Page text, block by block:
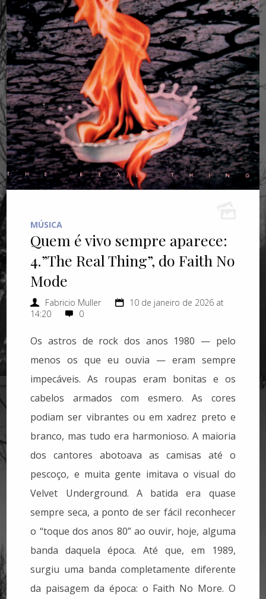
MÚSICA
Quem é vivo sempre aparece:
4.”The Real Thing”, do Faith No
Mode
Fabricio Muller
10 de janeiro de 2026 at
14:20
0
Os astros de rock dos anos 1980 — pelo
menos os que eu ouvia — eram sempre
impecáveis. As roupas eram bonitas e os
cabelos armados com esmero. As cores
podiam ser vibrantes ou em xadrez preto e
branco, mas tudo era harmonioso. A maioria
dos cantores abotoava as camisas até o
pescoço, e muita gente imitava o visual do
Velvet Underground. A batida era quase
sempre seca, a ponto de ser fácil reconhecer
o “toque dos anos 80” ao ouvir, hoje, alguma
banda daquela época. Até que, em 1989,
surgiu uma banda completamente diferente
da paisagem da época: o Faith No More. O